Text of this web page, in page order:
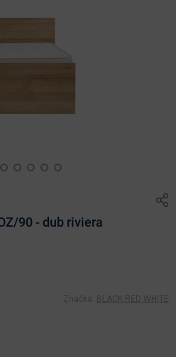
90 - dub riviera
Značka: BLACK RED WHITE